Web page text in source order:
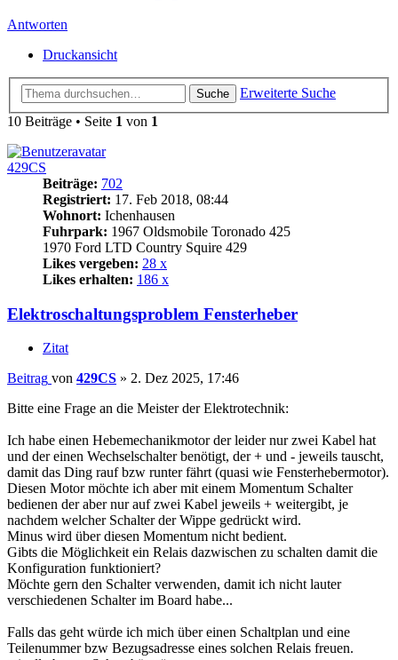
Antworten
Druckansicht
Suche
Erweiterte Suche
10 Beiträge • Seite 1 von 1
429CS
Beiträge: 702
Registriert: 17. Feb 2018, 08:44
Wohnort: Ichenhausen
Fuhrpark: 1967 Oldsmobile Toronado 425
1970 Ford LTD Country Squire 429
Likes vergeben: 28 x
Likes erhalten: 186 x
Elektroschaltungsproblem Fensterheber
Zitat
Beitrag von 429CS » 2. Dez 2025, 17:46
Bitte eine Frage an die Meister der Elektrotechnik:
Ich habe einen Hebemechanikmotor der leider nur zwei Kabel hat
und der einen Wechselschalter benötigt, der + und - jeweils tauscht,
damit das Ding rauf bzw runter fährt (quasi wie Fensterhebermotor).
Diesen Motor möchte ich aber mit einem Momentum Schalter
bedienen der aber nur auf zwei Kabel jeweils + weitergibt, je
nachdem welcher Schalter der Wippe gedrückt wird.
Minus wird über diesen Momentum nicht bedient.
Gibts die Möglichkeit ein Relais dazwischen zu schalten damit die
Konfiguration funktioniert?
Möchte gern den Schalter verwenden, damit ich nicht lauter
verschiedenen Schalter im Board habe...
Falls das geht würde ich mich über einen Schaltplan und eine
Teilenummer bzw Bezugsadresse eines solchen Relais freuen.